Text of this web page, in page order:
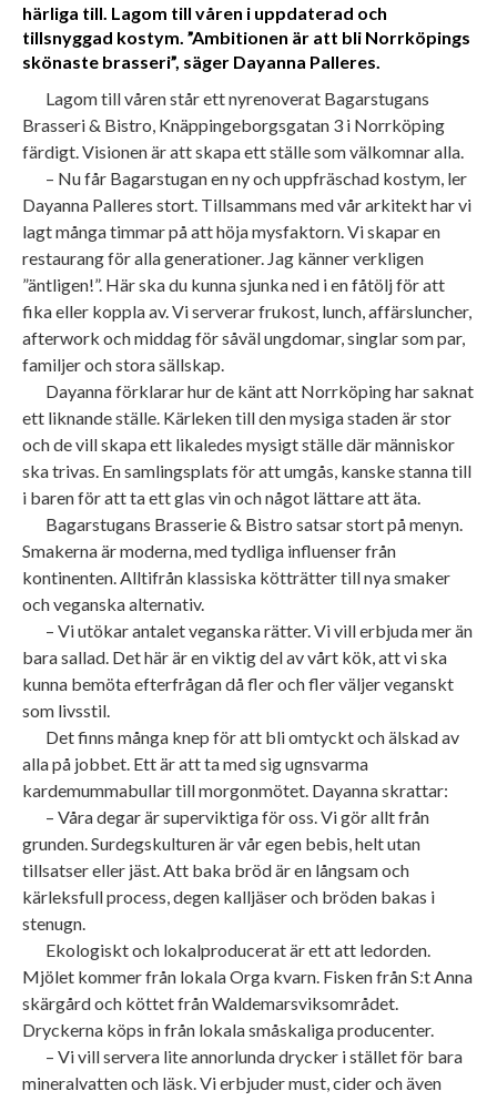
härliga till. Lagom till våren i uppdaterad och
tillsnyggad kostym. ”Ambitionen är att bli Norrköpings
skönaste brasseri”, säger Dayanna Palleres.
Lagom till våren står ett nyrenoverat Bagarstugans
Brasseri & Bistro, Knäppingeborgsgatan 3 i Norrköping
färdigt. Visionen är att skapa ett ställe som välkomnar alla.
– Nu får Bagarstugan en ny och uppfräschad kostym, ler
Dayanna Palleres stort. Tillsammans med vår arkitekt har vi
lagt många timmar på att höja mysfaktorn. Vi skapar en
restaurang för alla generationer. Jag känner verkligen
”äntligen!”. Här ska du kunna sjunka ned i en fåtölj för att
fika eller koppla av. Vi serverar frukost, lunch, affärsluncher,
afterwork och middag för såväl ungdomar, singlar som par,
familjer och stora sällskap.
Dayanna förklarar hur de känt att Norrköping har saknat
ett liknande ställe. Kärleken till den mysiga staden är stor
och de vill skapa ett likaledes mysigt ställe där människor
ska trivas. En samlingsplats för att umgås, kanske stanna till
i baren för att ta ett glas vin och något lättare att äta.
Bagarstugans Brasserie & Bistro satsar stort på menyn.
Smakerna är moderna, med tydliga influenser från
kontinenten. Alltifrån klassiska kötträtter till nya smaker
och veganska alternativ.
– Vi utökar antalet veganska rätter. Vi vill erbjuda mer än
bara sallad. Det här är en viktig del av vårt kök, att vi ska
kunna bemöta efterfrågan då fler och fler väljer veganskt
som livsstil.
Det finns många knep för att bli omtyckt och älskad av
alla på jobbet. Ett är att ta med sig ugnsvarma
kardemummabullar till morgonmötet. Dayanna skrattar:
– Våra degar är superviktiga för oss. Vi gör allt från
grunden. Surdegskulturen är vår egen bebis, helt utan
tillsatser eller jäst. Att baka bröd är en långsam och
kärleksfull process, degen kalljäser och bröden bakas i
stenugn.
Ekologiskt och lokalproducerat är ett att ledorden.
Mjölet kommer från lokala Orga kvarn. Fisken från S:t Anna
skärgård och köttet från Waldemarsviksområdet.
Dryckerna köps in från lokala småskaliga producenter.
– Vi vill servera lite annorlunda drycker i stället för bara
mineralvatten och läsk. Vi erbjuder must, cider och även